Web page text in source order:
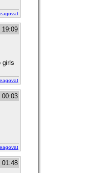
19:09
girls
00:03
01:48